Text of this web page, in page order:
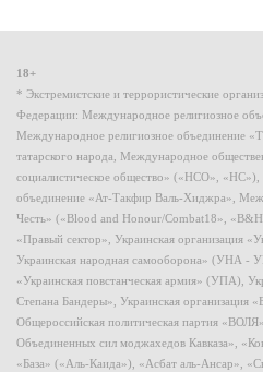
18+
* Экстремистские и террористические
Федерации: Международное религиозное
Международное религиозное объединение
татарского народа, Международное
социалистическое общество» («НСО»,
объединение «Ат-Такфир Валь-Хиджра»,
Честь» («Blood and Honour/Combat18»,
«Правый сектор», Украинская организация
Украинская народная самооборона» (УНА -
«Украинская повстанческая армия» (УПА),
Степана Бандеры», Украинская организация
Общероссийская политическая партия
Объединенных сил моджахедов Кавказа»,
«База» («Аль-Каида»), «Асбат аль-Ансар»,